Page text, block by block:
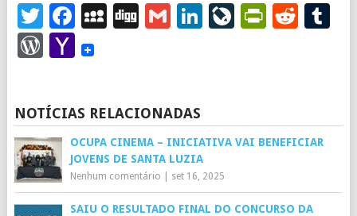
Twitter
Facebook
MySpace
DiggGmailLinkedIn
WordPress
Yahoo
NOTÍCIAS RELACIONADAS
OCUPA CINEMA – INICIATIVA VAI BENEFICIAR
JOVENS DE SANTA LUZIA
Nenhum comentário set 16, 2025
SAIU O RESULTADO FINAL DO CONCURSO DA